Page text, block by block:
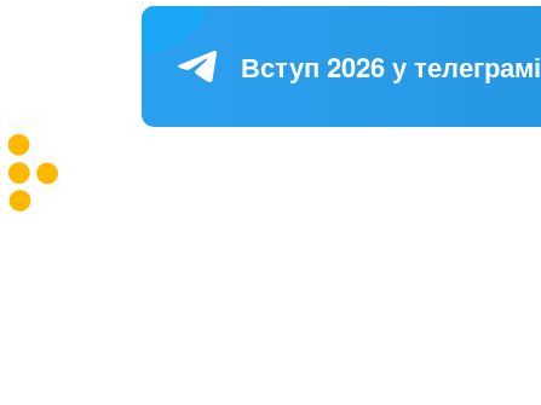
Вступ 2026 у телеграмі